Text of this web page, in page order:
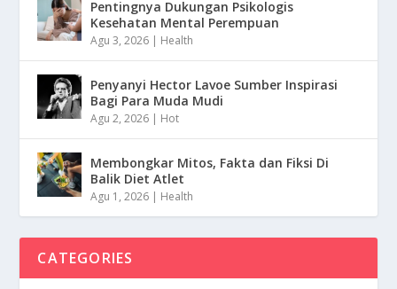
Pentingnya Dukungan Psikologis
Kesehatan Mental Perempuan
Agu 3, 2026 | Health
Penyanyi Hector Lavoe Sumber Inspirasi
Bagi Para Muda Mudi
Agu 2, 2026 | Hot
Membongkar Mitos, Fakta dan Fiksi Di
Balik Diet Atlet
Agu 1, 2026 | Health
CATEGORIES